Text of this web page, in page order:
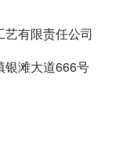
有限责任公司
银滩大道666号